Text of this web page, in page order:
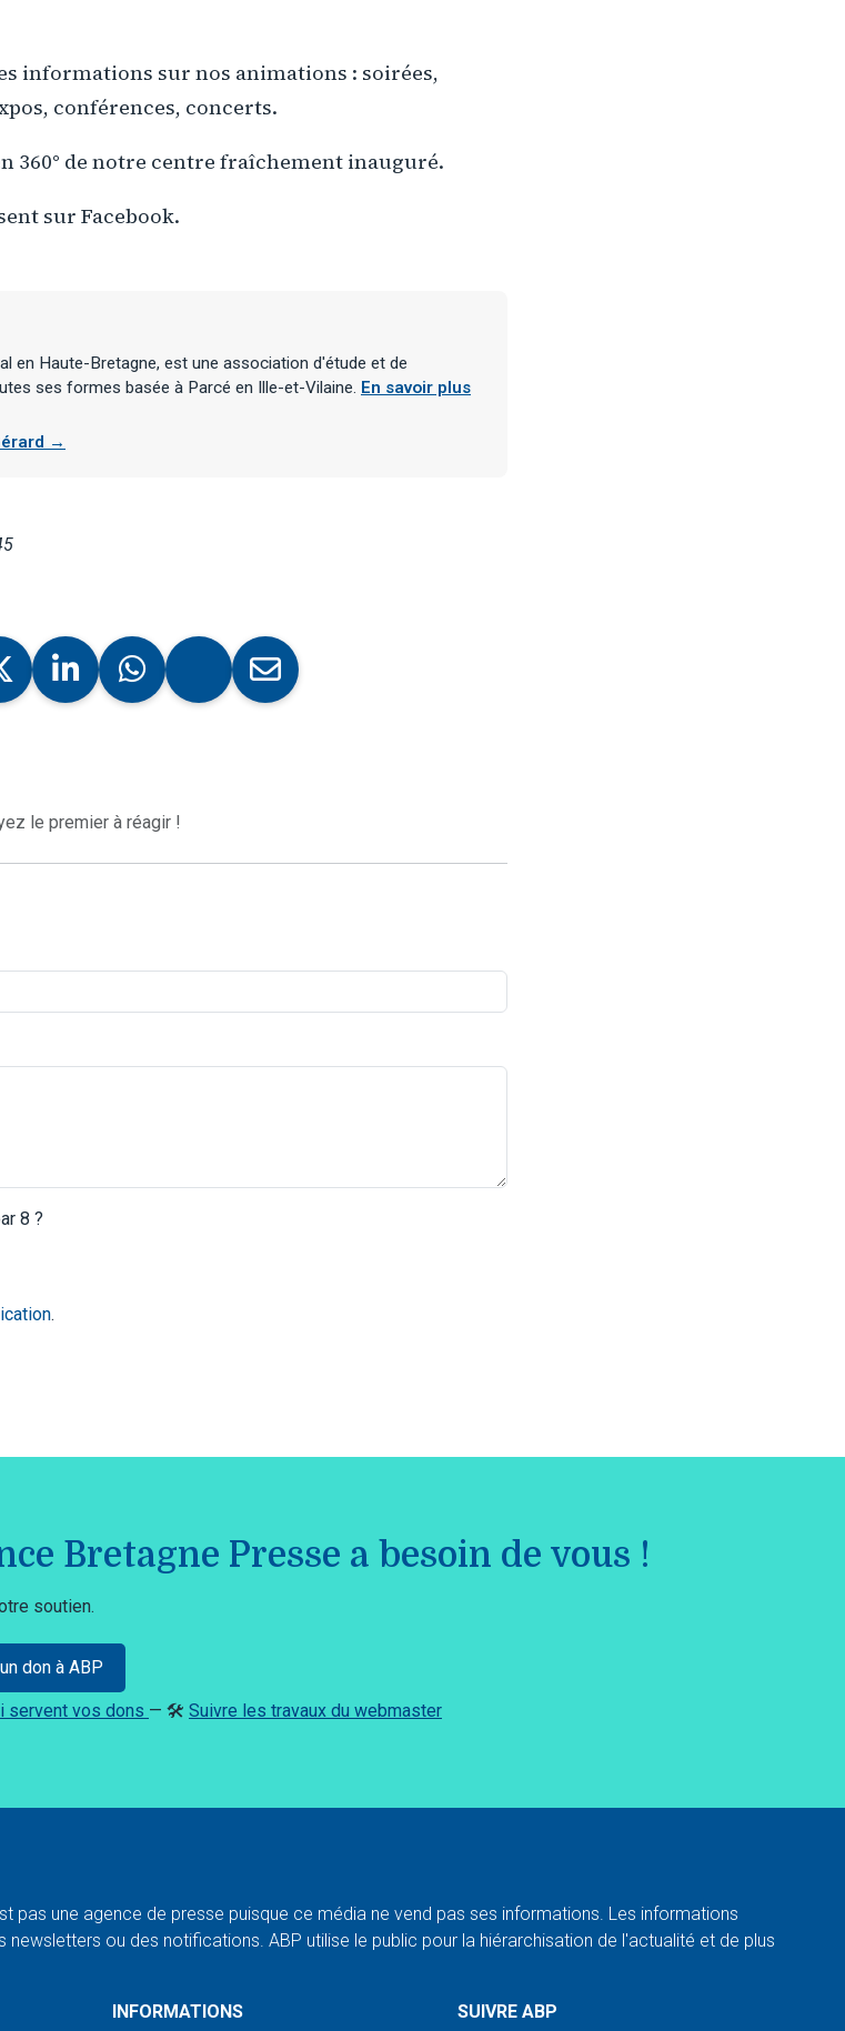
informations sur nos animations : soirées,
conférences, concerts.
360° de notre centre fraîchement inauguré.
sur Facebook.
en Haute-Bretagne, est une association d'étude et de
ses formes basée à Parcé en Ille-et-Vilaine. En savoir plus
→
le premier à réagir !
8 ?
.
Bretagne Presse a besoin de vous !
soutien.
don à ABP
servent vos dons — 🛠️ Suivre les travaux du webmaster
pas une agence de presse puisque ce média ne vend pas ses informations. Les informations
ou des notifications. ABP utilise le public pour la hiérarchisation de l'actualité et de plus
INFORMATIONS SUIVRE ABP